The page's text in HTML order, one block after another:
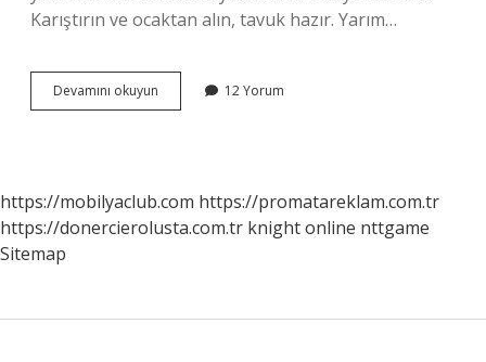
Karıştırın ve ocaktan alın, tavuk hazır. Yarım…
Devamını okuyun
Barbekü
12 Yorum
https://mobilyaclub.com https://promatareklam.com.tr
https://donercierolusta.com.tr knight online nttgame
Sitemap